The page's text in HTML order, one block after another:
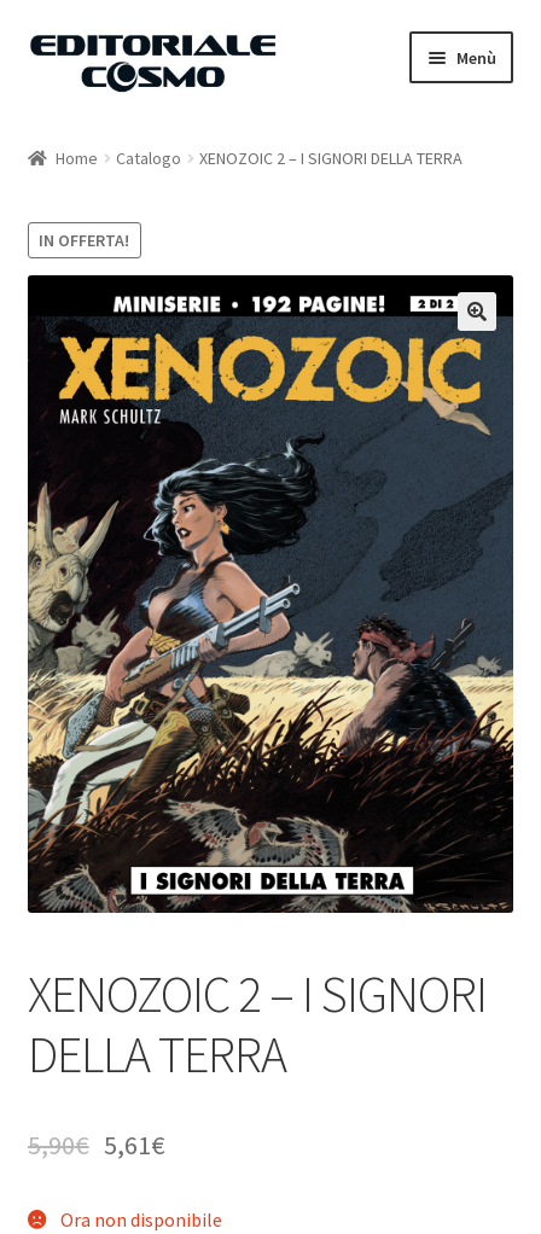
Vai
Vai
Menù
Carrello
Il mio account
Home Catalogo XENOZOIC 2 – I SIGNORI DELLA TERRA
IN OFFERTA!
XENOZOIC 2 – I SIGNORI
DELLA TERRA
5,90€ 5,61€
Ora non disponibile